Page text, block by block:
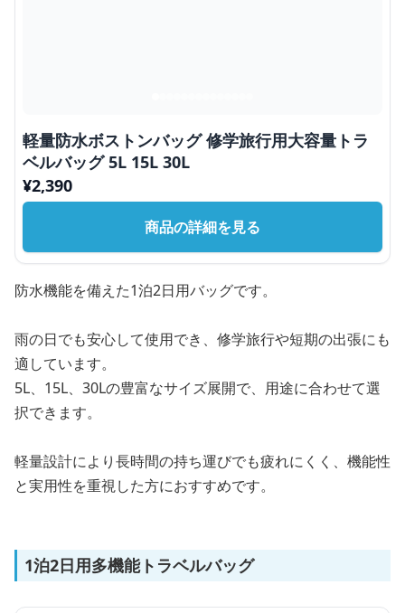
軽量防水ボストンバッグ 修学旅行用大容量トラ
ベルバッグ 5L 15L 30L
¥2,390
商品の詳細を見る
防水機能を備えた1泊2日用バッグです。
雨の日でも安心して使用でき、修学旅行や短期の出張にも
適しています。
5L、15L、30Lの豊富なサイズ展開で、用途に合わせて選
択できます。
軽量設計により長時間の持ち運びでも疲れにくく、機能性
と実用性を重視した方におすすめです。
1泊2日用多機能トラベルバッグ